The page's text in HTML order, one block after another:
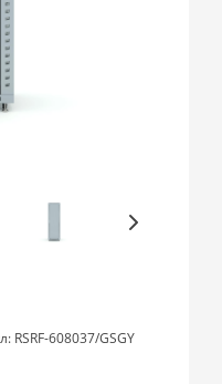
RSRF-608037/GSGY